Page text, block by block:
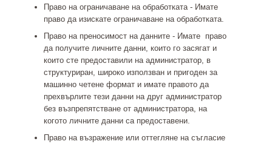
Право на ограничаване на обработката - Имате
право да изискате ограничаване на обработката.
Право на преносимост на данните - Имате право
да получите личните данни, които го засягат и
които сте предоставили на администратор, в
структуриран, широко използван и пригоден за
машинно четене формат и имате правото да
прехвърлите тези данни на друг администратор
без възпрепятстване от администратора, на
когото личните данни са предоставени.
Право на възражение или оттегляне на съгласие